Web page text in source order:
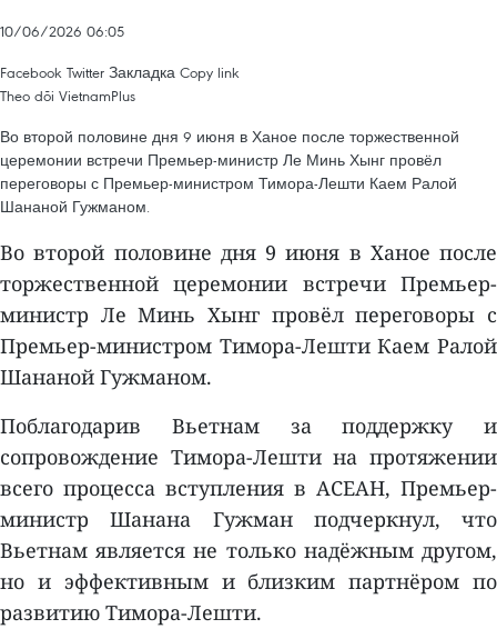
10/06/2026 06:05
Facebook Twitter Закладка Copy link
Theo dõi VietnamPlus
Во второй половине дня 9 июня в Ханое после торжественной
церемонии встречи Премьер-министр Ле Минь Хынг провёл
переговоры с Премьер-министром Тимора-Лешти Каем Ралой
Шананой Гужманом.
Во второй половине дня 9 июня в Ханое после
торжественной церемонии встречи Премьер-
министр Ле Минь Хынг провёл переговоры с
Премьер-министром Тимора-Лешти Каем Ралой
Шананой Гужманом.
Поблагодарив Вьетнам за поддержку и
сопровождение Тимора-Лешти на протяжении
всего процесса вступления в АСЕАН, Премьер-
министр Шанана Гужман подчеркнул, что
Вьетнам является не только надёжным другом,
но и эффективным и близким партнёром по
развитию Тимора-Лешти.